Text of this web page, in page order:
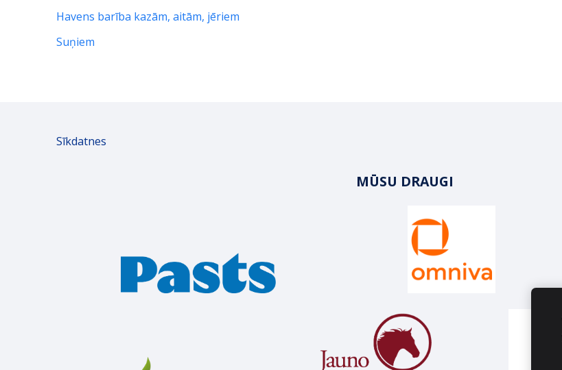
Havens barība kazām, aitām, jēriem
Suņiem
Sīkdatnes
MŪSU DRAUGI